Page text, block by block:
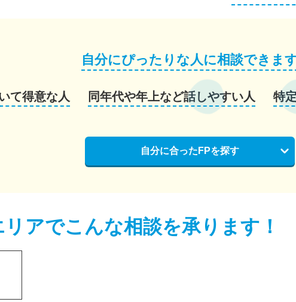
自分にぴったりな人に相談できま
て得意な人 同年代や年上など話しやすい人 特
自分に合ったFPを探す
アでこんな相談を承ります！